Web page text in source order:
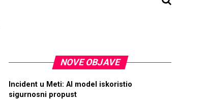
NOVE OBJAVE
Incident u Meti: AI model iskoristio
sigurnosni propust